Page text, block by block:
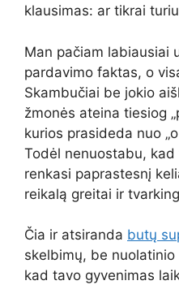
klausimas: ar tikrai
Man pačiam labiausiai
pardavimo faktas, o
Skambučiai be jokio
žmonės ateina tiesiog
kurios prasideda nuo
Todėl nenuostabu,
renkasi paprastesnį
reikalą greitai ir
Čia ir atsiranda butų
skelbimų, be
kad tavo gyvenimas